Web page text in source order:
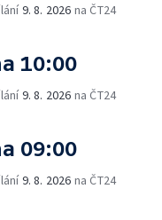
9. 8. 2026 na ČT24
10:00
9. 8. 2026 na ČT24
09:00
9. 8. 2026 na ČT24